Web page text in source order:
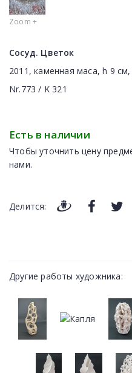
Zoom +
Сосуд. Цветок
2011, каменная маса, h 9
Nr.773 / K 321
Есть в наличии
Чтобы уточнить цену
нами.
Делится:
Другие работы художника: